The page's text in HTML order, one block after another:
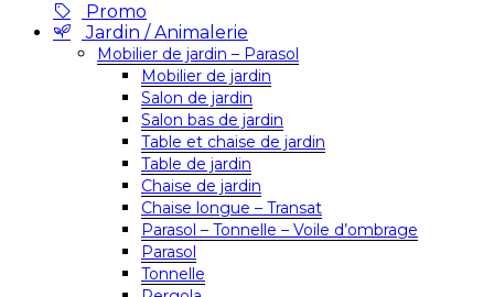
Promo
Jardin / Animalerie
Mobilier de jardin – Parasol
Mobilier de jardin
Salon de jardin
Salon bas de jardin
Table et chaise de jardin
Table de jardin
Chaise de jardin
Chaise longue – Transat
Parasol – Tonnelle – Voile d’ombrage
Parasol
Tonnelle